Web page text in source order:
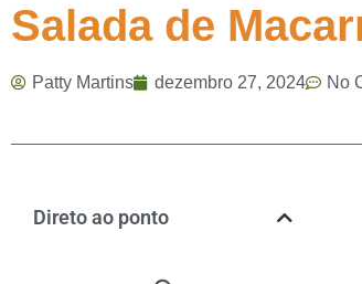
Salada de
Patty Martins dezembro 27, 2024 No
Direto ao ponto